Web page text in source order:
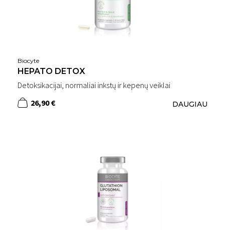
Biocyte
HEPATO DETOX
Detoksikacijai, normaliai inkstų ir kepenų veiklai
26,90 €
DAUGIAU